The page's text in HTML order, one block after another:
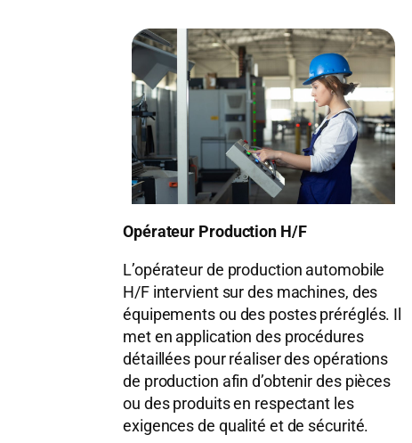
Opérateur Production H/F
L’opérateur de production automobile
H/F intervient sur des machines, des
équipements ou des postes préréglés. Il
met en application des procédures
détaillées pour réaliser des opérations
de production afin d’obtenir des pièces
ou des produits en respectant les
exigences de qualité et de sécurité.